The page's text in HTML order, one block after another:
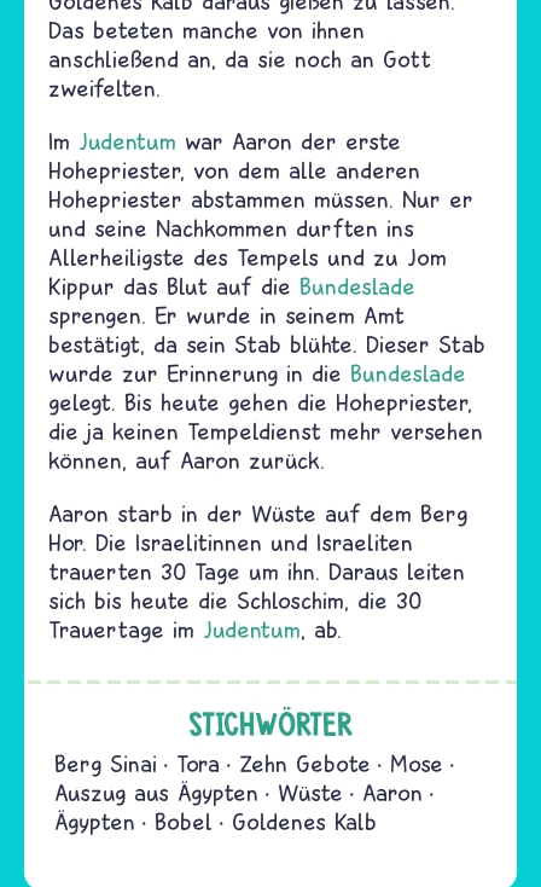
Das beteten manche von ihnen
anschließend an, da sie noch an Gott
zweifelten.
Im Judentum war Aaron der erste
Hohepriester, von dem alle anderen
Hohepriester abstammen müssen. Nur er
und seine Nachkommen durften ins
Allerheiligste des Tempels und zu Jom
Kippur das Blut auf die Bundeslade
sprengen. Er wurde in seinem Amt
bestätigt, da sein Stab blühte. Dieser Stab
wurde zur Erinnerung in die Bundeslade
gelegt. Bis heute gehen die Hohepriester,
die ja keinen Tempeldienst mehr versehen
können, auf Aaron zurück.
Aaron starb in der Wüste auf dem Berg
Hor. Die Israelitinnen und Israeliten
trauerten 30 Tage um ihn. Daraus leiten
sich bis heute die Schloschim, die 30
Trauertage im Judentum, ab.
STICHWÖRTER
Berg Sinai Tora Zehn Gebote
Mose
Auszug aus Ägypten
Wüste
Aaron
Ägypten
Bobel Goldenes Kalb